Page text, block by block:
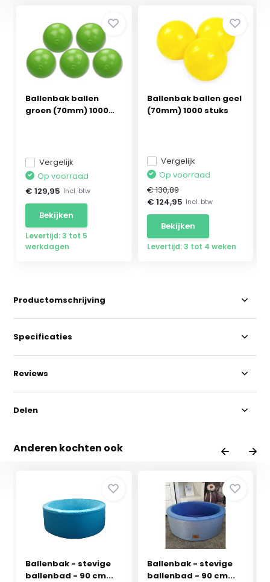
Ballenbak ballen
groen (70mm) 1000
Vergelijk
Op voorraad
€ 129,95 Incl. btw
Bekijken
Levertijd: 3 tot 5
werkdagen
Ballenbak ballen geel
(70mm) 1000 stuks
Vergelijk
Op voorraad
€ 130,89
€ 124,95 Incl. btw
Bekijken
Levertijd: 3 tot 4 weken
Productomschrijving
Specificaties
Reviews
Delen
Anderen kochten ook
Ballenbak - stevige
ballenbad - 90 cm...
Ballenbak - stevige
ballenbad - 90 cm...